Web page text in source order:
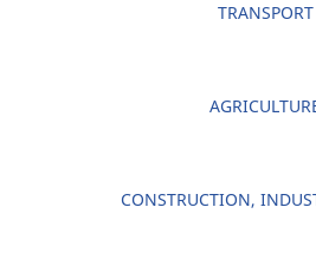
TRANSPORT
CONSTRUCTION,